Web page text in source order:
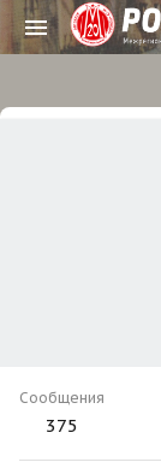
Сообщения
375